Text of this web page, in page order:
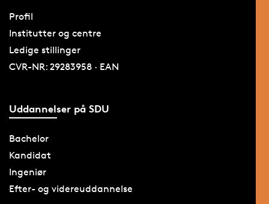
Profil
Institutter og centre
Ledige stillinger
CVR-NR: 29283958 · EAN
Uddannelser på SDU
Bachelor
Kandidat
Ingeniør
Efter- og videreuddannelse